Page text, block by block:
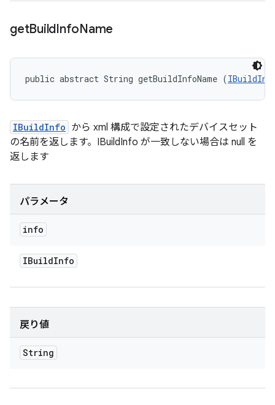
getBuildInfoName
public abstract String getBuildInfoName (
IBuildInfo から xml 構成で設定されたデバイスセット
の名前を返します。IBuildInfo が一致しない場合は null を
返します
パラメータ
info
IBuildInfo
戻り値
String